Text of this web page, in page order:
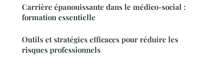
Carrière épanouissante dans le médico-social :
formation essentielle
Outils et stratégies efficaces pour réduire les
risques professionnels